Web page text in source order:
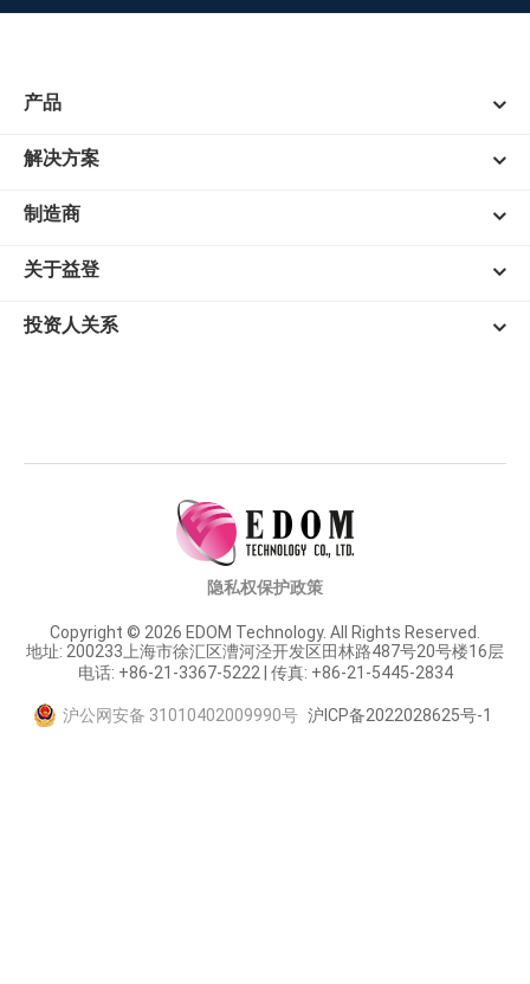
产品
解决方案
制造商
关于益登
投资人关系
Copyright © 2026 EDOM Technology. All Rights Reserved.
地址: 200233上海市徐汇区漕河泾开发区田林路487号20号楼16层
电话: +86-21-3367-5222 | 传真: +86-21-5445-2834
沪公网安备 31010402009990号 沪ICP备2022028625号-1
隐私权保护政策